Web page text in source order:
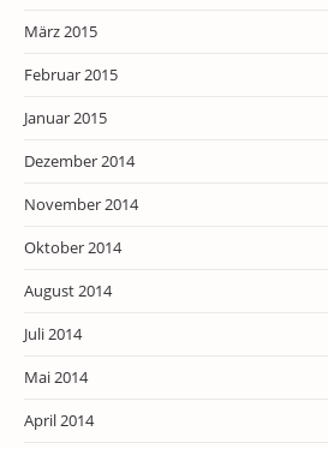
März 2015
Februar 2015
Januar 2015
Dezember 2014
November 2014
Oktober 2014
August 2014
Juli 2014
Mai 2014
April 2014